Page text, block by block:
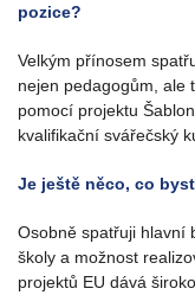
pozice?
Velkým přínosem
nejen pedagogům, ale
pomocí projektu
kvalifikační svářečský
Je ještě něco, co
Osobně spatřuji hlavní
školy a možnost
projektů EU dává